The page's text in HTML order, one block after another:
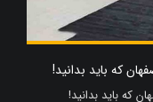
که باید بدانید!